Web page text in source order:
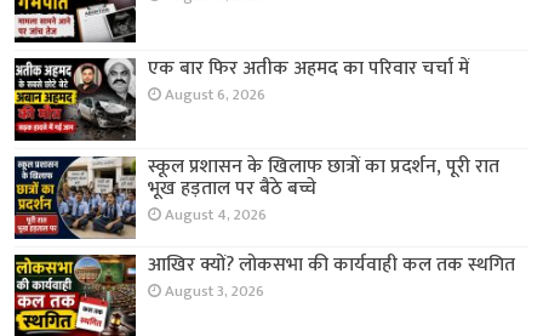
एक बार फिर अतीक अहमद का परिवार चर्चा में
August 6, 2026
स्कूल प्रशासन के खिलाफ छात्रों का प्रदर्शन, पूरी रात
भूख हड़ताल पर बैठे बच्चे
August 4, 2026
आखिर क्यों? लोकसभा की कार्यवाही कल तक स्थगित
August 3, 2026